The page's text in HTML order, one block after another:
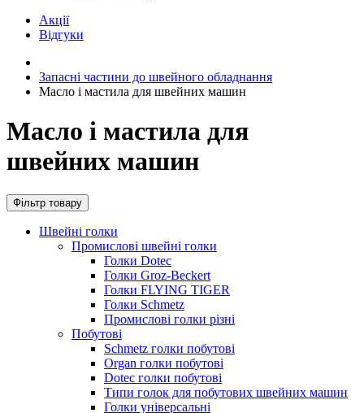
Акції
Відгуки
Запасні частини до швейного обладнання
Масло і мастила для швейних машин
Масло і мастила для
швейних машин
Фільтр товару
Швейні голки
Промислові швейні голки
Голки Dotec
Голки Groz-Beckert
Голки FLYING TIGER
Голки Schmetz
Промислові голки різні
Побутові
Schmetz голки побутові
Organ голки побутові
Dotec голки побутові
Типи голок для побутових швейних машин
Голки універсальні